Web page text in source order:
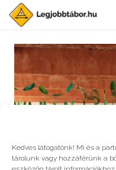
Kedves látogatónk! Mi és a
tárolunk vagy hozzáférünk a